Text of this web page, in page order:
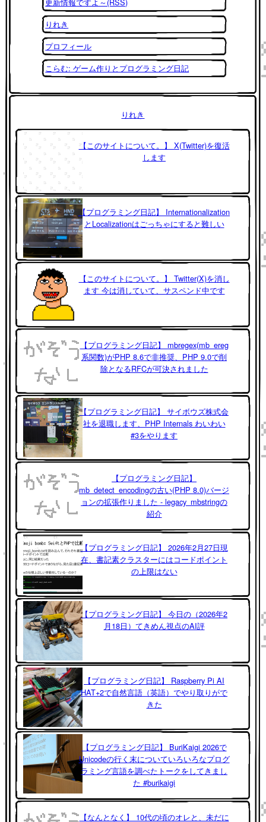
りれき
プロフィール
こらむ: ゲーム作りとプログラミング日記
りれき
【このサイトについて。】 X(Twitter)を復活
します
【プログラミング日記】 Internationalization
とLocalizationはごっちゃにすると難しい
【このサイトについて。】 Twitter(X)を消し
ます 今は消していて、サスペンド中です
【プログラミング日記】 mbregex(mb_ereg
系関数)がPHP 8.6で非推奨、PHP 9.0で削
除となるRFCが可決されました
【プログラミング日記】 サイボウズ株式会
社を退職します、PHP Internals わいわい
#3をやります
【プログラミング日記】
mb_detect_encodingの古い(PHP 8.0)バージ
ョンの拡張作りました - legacy_mbstringの
紹介
【プログラミング日記】 2026年2月27日現
在、書記素クラスターにはコードポイント
の上限はない
【プログラミング日記】 今日の（2026年2
月18日）てきめん視点のAI評
【プログラミング日記】 Raspberry Pi AI
HAT+2で自然言語（英語）でやり取りがで
きた
【プログラミング日記】 BuriKaigi 2026で
Unicodeの行く末についていろいろなプログ
ラミング言語を調べたトークをしてきまし
た #burikaigi
【なんとなく】 10代の頃のオレと、未だに